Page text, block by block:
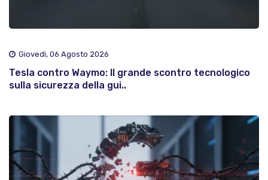
Giovedì, 06 Agosto 2026
Tesla contro Waymo: Il grande scontro tecnologico
sulla sicurezza della gui..